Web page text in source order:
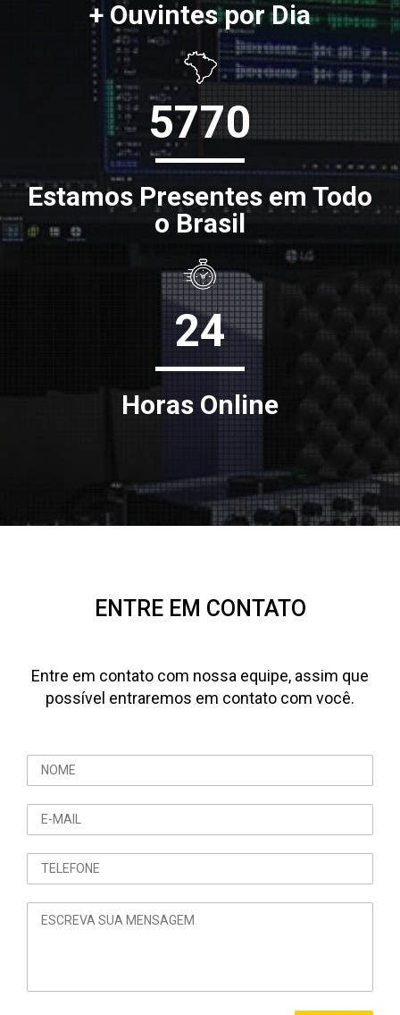
+ Ouvintes por Dia
5770
Estamos Presentes em Todo
o Brasil
24
Horas Online
ENTRE EM CONTATO
Entre em contato com nossa equipe, assim que
possível entraremos em contato com você.